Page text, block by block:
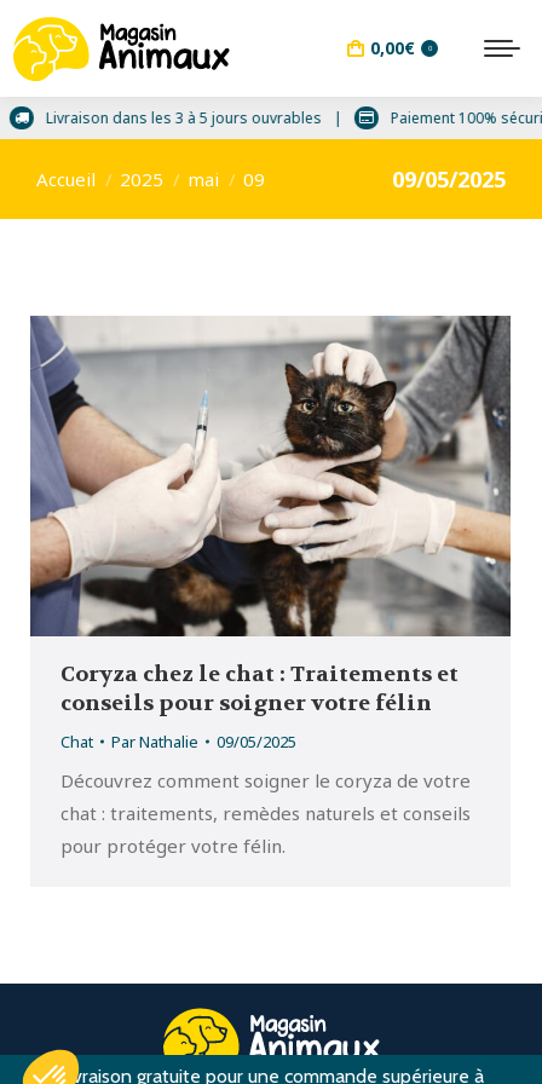
0,00€ 0
Livraison dans les 3 à 5 jours ouvrables Paiement 100%
Vous êtes ici :
Accueil 2025 mai 09 09/05/2025
Coryza chez le chat : Traitements et
conseils pour soigner votre félin
Chat ParNathalie 09/05/2025
Découvrez comment soigner le coryza de votre
chat : traitements, remèdes naturels et conseils
pour protéger votre félin.
Livraison gratuite pour une commande supérieure à